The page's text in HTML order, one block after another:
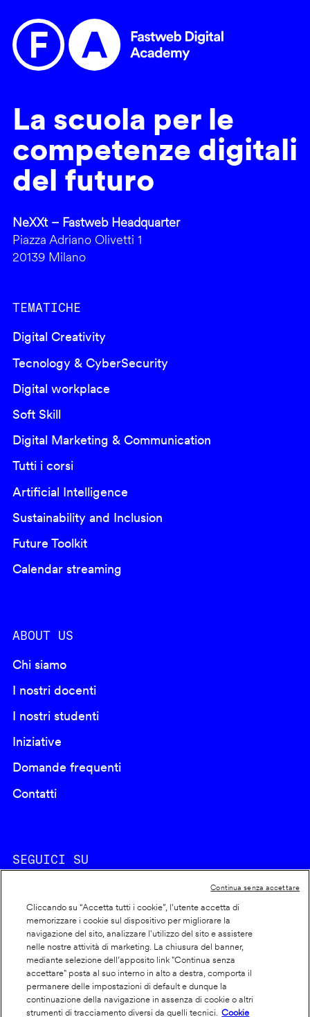
La scuola per le
competenze digitali
del futuro
NeXXt – Fastweb Headquarter
Piazza Adriano Olivetti 1
20139 Milano
TEMATICHE
Digital Creativity
Tecnology & CyberSecurity
Digital workplace
Soft Skill
Digital Marketing & Communication
Tutti i corsi
Artificial Intelligence
Sustainability and Inclusion
Future Toolkit
Calendar streaming
ABOUT US
Chi siamo
I nostri docenti
I nostri studenti
Iniziative
Domande frequenti
Contatti
SEGUICI SU
Footer
info
Cookie policy
Dichiarazione di accessibilità
Privacy
Cliccando su “Accetta tutti i cookie”, l'utente accetta di
memorizzare i cookie sul dispositivo per migliorare la
navigazione del sito, analizzare l'utilizzo del sito e assistere
nelle nostre attività di marketing. La chiusura del banner,
mediante selezione dell’apposito link "Continua senza
accettare" posta al suo interno in alto a destra, comporta il
permanere delle impostazioni di default e dunque la
continuazione della navigazione in assenza di cookie o altri
strumenti di tracciamento diversi da quelli tecnici.
Cookie
Continua senza accettare